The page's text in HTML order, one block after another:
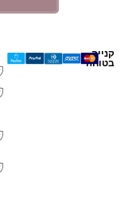
קנייה
בטוחה